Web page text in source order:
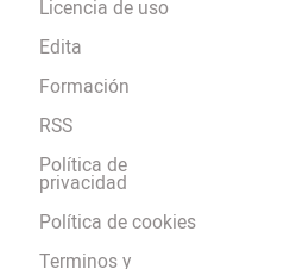
Licencia de uso
Edita
Formación
RSS
Política de
privacidad
Política de cookies
Terminos y